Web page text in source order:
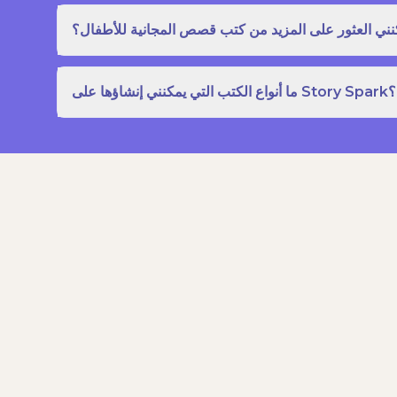
العثور على المزيد من كتب قصص المجانية للأطفال؟
ما أنواع الكتب التي يمكنني إنشاؤها على Story Spark؟